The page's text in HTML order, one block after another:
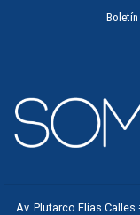
Av. Plutarco Elías